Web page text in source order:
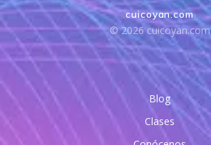
cuicoyan.com
© 2026 cuicoyan.com
Blog
Clases